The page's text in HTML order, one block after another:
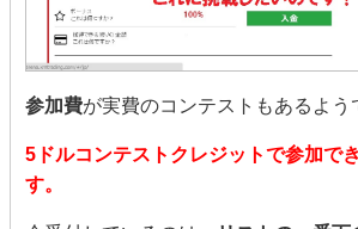
参加費が実費のコンテストもあるよう
5ドルコンテストクレジットで参加で
す。